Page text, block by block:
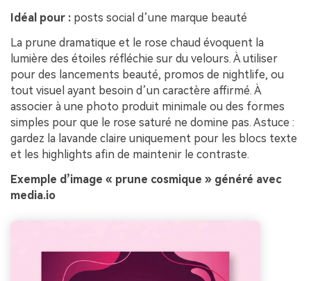
Idéal pour : posts social d’une marque beauté
La prune dramatique et le rose chaud évoquent la
lumière des étoiles réfléchie sur du velours. À utiliser
pour des lancements beauté, promos de nightlife, ou
tout visuel ayant besoin d’un caractère affirmé. À
associer à une photo produit minimale ou des formes
simples pour que le rose saturé ne domine pas. Astuce :
gardez la lavande claire uniquement pour les blocs texte
et les highlights afin de maintenir le contraste.
Exemple d’image « prune cosmique » généré avec
media.io